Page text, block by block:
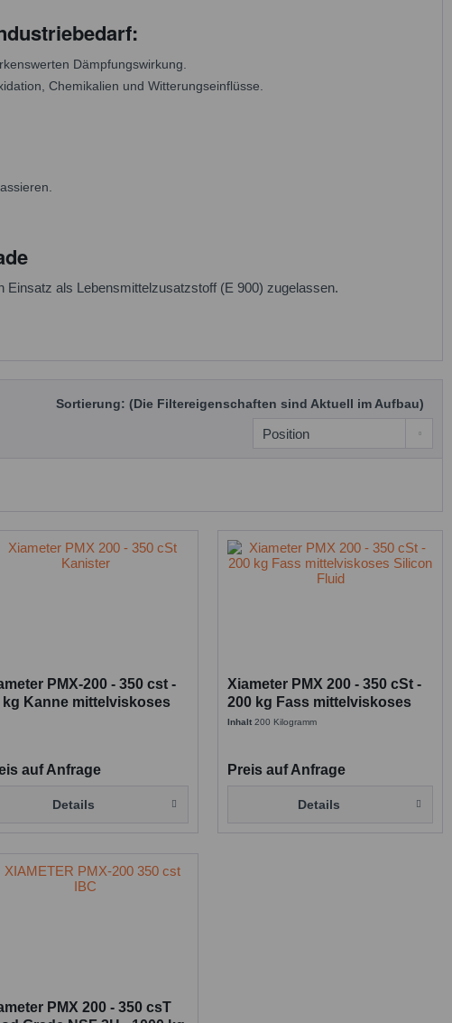
Dämpfungswirkung.
Chemikalien und Witterungseinflüsse.
als Lebensmittelzusatzstoff (E 900) zugelassen.
Sortierung: (Die Filtereigenschaften sind Aktuell im Aufbau)
PMX-200 - 350 cst -
kg Kanne mittelviskoses
auf Anfrage
Details
Xiameter PMX 200 - 350 cSt -
200 kg Fass mittelviskoses
Silicon Fluid
Inhalt200 Kilogramm
Preis auf Anfrage
Details
PMX 200 - 350 csT